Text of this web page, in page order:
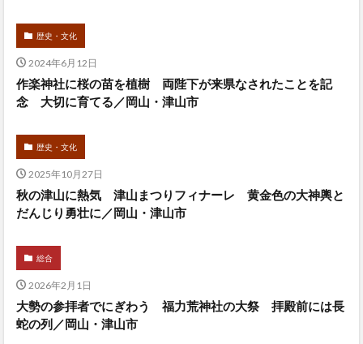
歴史・文化
2024年6月12日
作楽神社に桜の苗を植樹 両陛下が来県なされたことを記
念 大切に育てる／岡山・津山市
歴史・文化
2025年10月27日
秋の津山に熱気 津山まつりフィナーレ 黄金色の大神輿と
だんじり勇壮に／岡山・津山市
総合
2026年2月1日
大勢の参拝者でにぎわう 福力荒神社の大祭 拝殿前には長
蛇の列／岡山・津山市